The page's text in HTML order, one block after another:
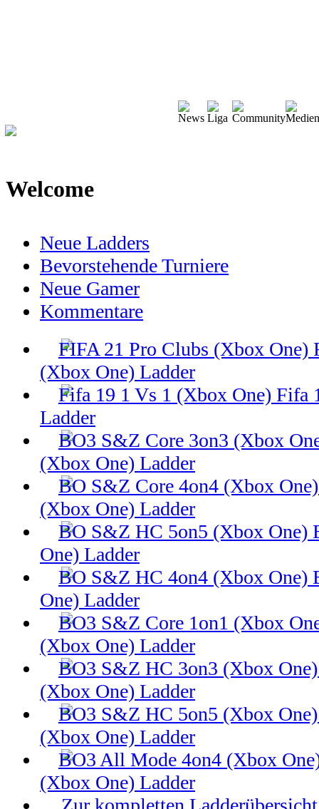
Welcome
Neue Ladders
Bevorstehende Turniere
Neue Gamer
Kommentare
(Xbox One) Ladder
Fifa
Ladder
(Xbox One) Ladder
(Xbox One) Ladder
One) Ladder
One) Ladder
(Xbox One) Ladder
(Xbox One) Ladder
(Xbox One) Ladder
(Xbox One) Ladder